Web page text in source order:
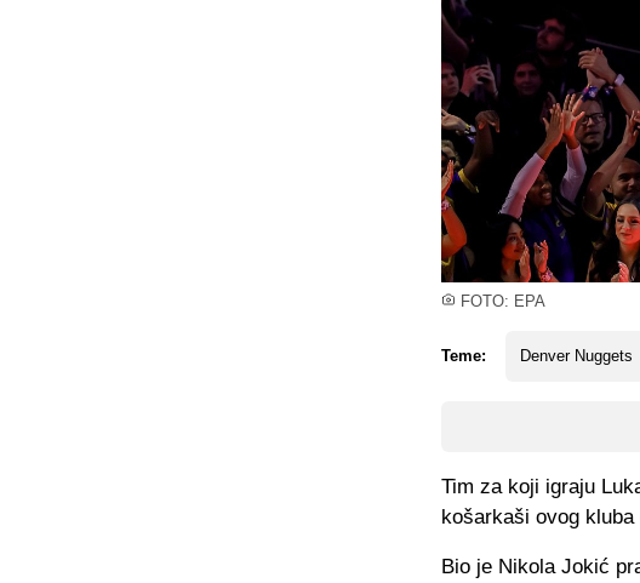
FOTO: EPA
Teme: Denver Nuggets
Tim za koji igraju
košarkaši ovog
Bio je Nikola Jokić